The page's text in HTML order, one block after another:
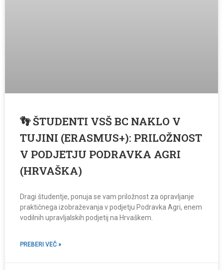
👣 ŠTUDENTI VSŠ BC NAKLO V
TUJINI (ERASMUS+): PRILOŽNOST
V PODJETJU PODRAVKA AGRI
(HRVAŠKA)
Dragi študentje, ponuja se vam priložnost za opravljanje
praktičnega izobraževanja v podjetju Podravka Agri, enem
vodilnih upravljalskih podjetij na Hrvaškem.
PREBERI VEČ »